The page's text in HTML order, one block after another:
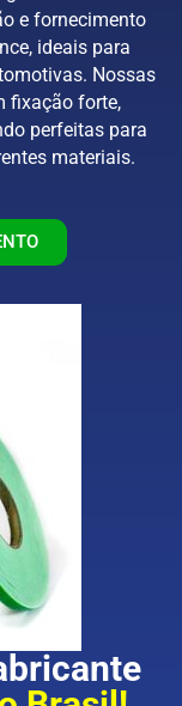
e fornecimento
ideais para
Nossas
fixação forte,
perfeitas para
materiais.